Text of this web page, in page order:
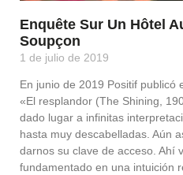
Enquête Sur Un Hôtel
Soupçon
1 de julio de 2019
En junio de 2019 Positif publicó
«El resplandor (The Shining,
dado lugar a infinitas
hasta muy descabelladas. Aún
darnos su clave de acceso. Ahí
fundamentado en una intuición